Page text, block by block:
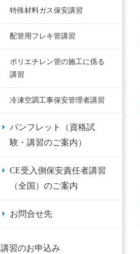
特殊材料ガス保安講習
配管用フレキ管講習
ポリエチレン管の施工に係る
講習
冷凍空調工事保安管理者講習
パンフレット（資格試
験・講習のご案内）
CE受入側保安責任者講習
（全国）のご案内
お問合せ先
講習のお申込み